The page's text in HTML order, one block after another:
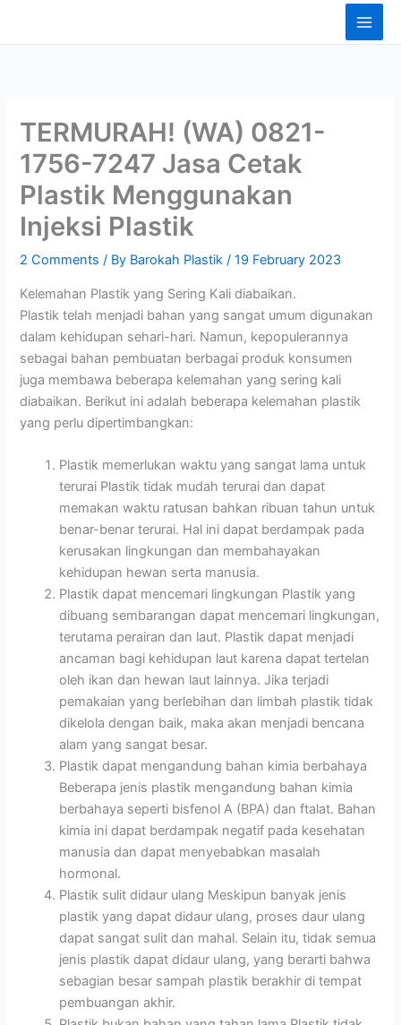
TERMURAH! (WA) 0821-
1756-7247 Jasa Cetak
Plastik Menggunakan
Injeksi Plastik
2 Comments / By Barokah Plastik/19 February 2023
Kelemahan Plastik yang Sering Kali diabaikan.
Plastik telah menjadi bahan yang sangat umum digunakan
dalam kehidupan sehari-hari. Namun, kepopulerannya
sebagai bahan pembuatan berbagai produk konsumen
juga membawa beberapa kelemahan yang sering kali
diabaikan. Berikut ini adalah beberapa kelemahan plastik
yang perlu dipertimbangkan:
Plastik memerlukan waktu yang sangat lama untuk
terurai Plastik tidak mudah terurai dan dapat
memakan waktu ratusan bahkan ribuan tahun untuk
benar-benar terurai. Hal ini dapat berdampak pada
kerusakan lingkungan dan membahayakan
kehidupan hewan serta manusia.
Plastik dapat mencemari lingkungan Plastik yang
dibuang sembarangan dapat mencemari lingkungan,
terutama perairan dan laut. Plastik dapat menjadi
ancaman bagi kehidupan laut karena dapat tertelan
oleh ikan dan hewan laut lainnya. Jika terjadi
pemakaian yang berlebihan dan limbah plastik tidak
dikelola dengan baik, maka akan menjadi bencana
alam yang sangat besar.
Plastik dapat mengandung bahan kimia berbahaya
Beberapa jenis plastik mengandung bahan kimia
berbahaya seperti bisfenol A (BPA) dan ftalat. Bahan
kimia ini dapat berdampak negatif pada kesehatan
manusia dan dapat menyebabkan masalah
hormonal.
Plastik sulit didaur ulang Meskipun banyak jenis
plastik yang dapat didaur ulang, proses daur ulang
dapat sangat sulit dan mahal. Selain itu, tidak semua
jenis plastik dapat didaur ulang, yang berarti bahwa
sebagian besar sampah plastik berakhir di tempat
pembuangan akhir.